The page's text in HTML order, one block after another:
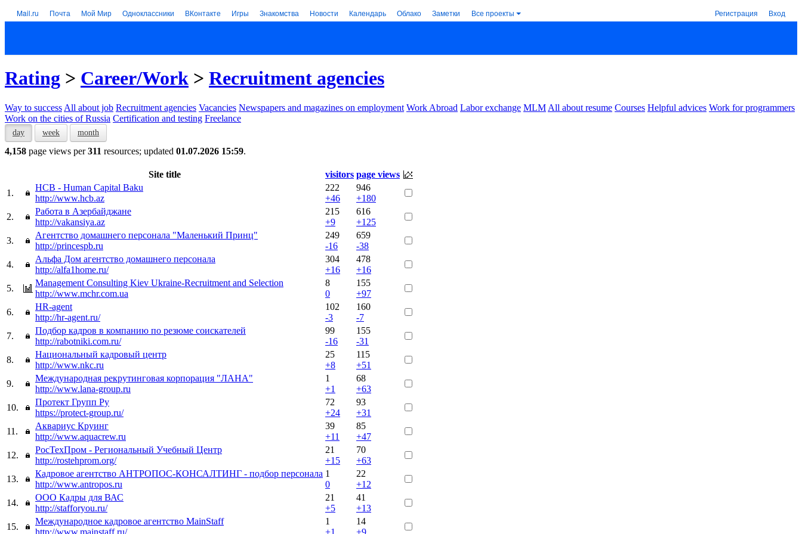
Mail.ru Почта Мой Мир Одноклассники ВКонтакте Игры Знакомства Новости Календарь Облако Заметки Все проекты Регистрация Вход
Rating > Career/Work > Recruitment agencies
Way to success All about job Recruitment agencies Vacancies Newspapers and magazines on employment Work Abroad Labor exchange MLM All about resume Courses Helpful advices Work for programmers
Work on the cities of Russia Certification and testing Freelance
day week month
4,158 page views per311 resources; updated 01.07.2026 15:59.
Site title visitors page views
1.
HCB - Human Capital Baku
http://www.hcb.az
222
+46
946
+180
2.
Работа в Азербайджане
http://vakansiya.az
215
+9
616
+125
3.
Агентство домашнего персонала "Маленький Принц"
http://princespb.ru
249
-16
659
-38
4.
Альфа Дом агентство домашнего персонала
http://alfa1home.ru/
304
+16
478
+16
5.
Management Consulting Kiev Ukraine-Recruitment and Selection
http://www.mchr.com.ua
8
0
155
+97
6.
HR-agent
http://hr-agent.ru/
102
-3
160
-7
7.
Подбор кадров в компанию по резюме соискателей
http://rabotniki.com.ru/
99
-16
155
-31
8.
Национальный кадровый центр
http://www.nkc.ru
25
+8
115
+51
9.
Международная рекрутинговая корпорация "ЛАНА"
http://www.lana-group.ru
1
+1
68
+63
10.
Протект Групп Ру
https://protect-group.ru/
72
+24
93
+31
11.
Аквариус Круинг
http://www.aquacrew.ru
39
+11
85
+47
12.
РосТехПром - Региональный Учебный Центр
http://rostehprom.org/
21
+15
70
+63
13.
Кадровое агентство АНТРОПОС-КОНСАЛТИНГ - подбор персонала
http://www.antropos.ru
1
0
22
+12
14.
ООО Кадры для ВАС
http://stafforyou.ru/
21
+5
41
+13
15.
Международное кадровое агентство MainStaff
http://www.mainstaff.ru/
1
+1
14
+9